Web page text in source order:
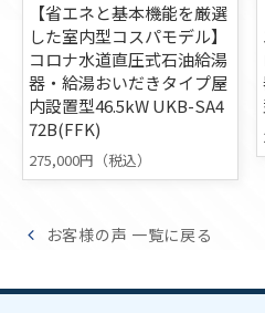
【省エネと基本機能を厳選
した室内型コスパモデル】
コロナ水道直圧式石油給湯
器・給湯おいだきタイプ屋
内設置型46.5kW UKB-SA4
72B(FFK)
275,000円（税込）
お客様の声 一覧に戻る